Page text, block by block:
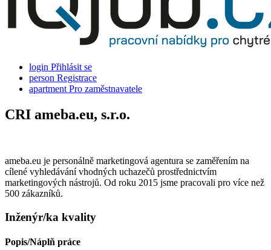
login Přihlásit se
person Registrace
apartmentPro zaměstnavatele
CRI ameba.eu, s.r.o.
ameba.eu je personálně marketingová agentura se zaměřením na
cílené vyhledávání vhodných uchazečů prostřednictvím
marketingových nástrojů. Od roku 2015 jsme pracovali pro více než
500 zákazníků.
Inženýr/ka kvality
Popis/Náplň práce